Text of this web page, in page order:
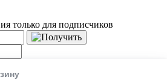
только для подписчиков